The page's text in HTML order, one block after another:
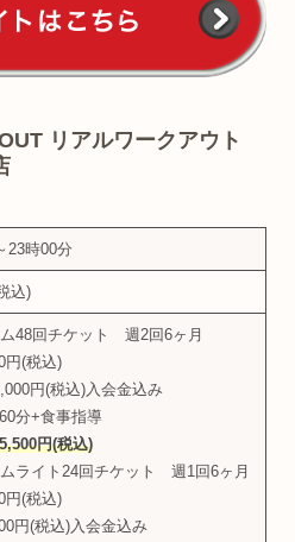
リアルワークアウト
23時00分
込)
48回チケット 週2回6ヶ月
円(税込)
円(税込)入会金込み
分+食事指導
円(税込)
ライト24回チケット 週1回6ヶ月
円(税込)
円(税込)入会金込み